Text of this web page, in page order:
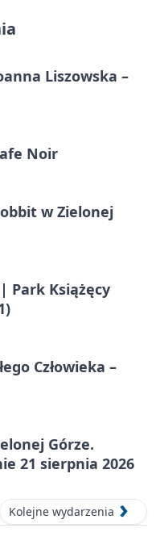
Liszowska –
Noir
w Zielonej
Park Książęcy
Człowieka –
Górze.
21 sierpnia 2026
Kolejne wydarzenia